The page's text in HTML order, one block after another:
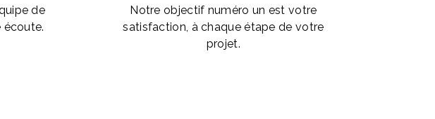
de
écoute.
Notre objectif numéro un est votre
satisfaction, à chaque étape de votre
projet.